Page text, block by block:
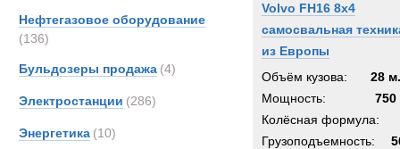
Нефтегазовое оборудование
(136)
Бульдозеры продажа (4)
Электростанции (286)
Энергетика (10)
Volvo FH16 8x4
самосвальная
из Европы
Объём кузова:
28
Мощность:
750
Колёсная формула:
Грузоподъемность: